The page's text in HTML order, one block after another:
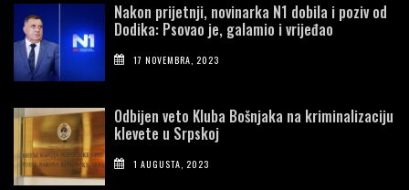
Nakon prijetnji, novinarka N1 dobila i poziv od
Dodika: Psovao je, galamio i vrijeđao
17 NOVEMBRA, 2023
Odbijen veto Kluba Bošnjaka na kriminalizaciju
klevete u Srpskoj
1 AUGUSTA, 2023